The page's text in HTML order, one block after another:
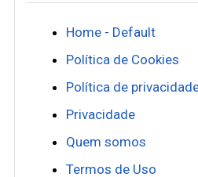
Home - Default
Política de Cookies
Política de
Privacidade
Quem somos
Termos de Uso